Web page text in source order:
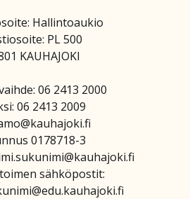
Hallintoaukio
PL 500
KAUHAJOKI
06 2413 2000
06 2413 2009
0178718-3
sähköpostit: